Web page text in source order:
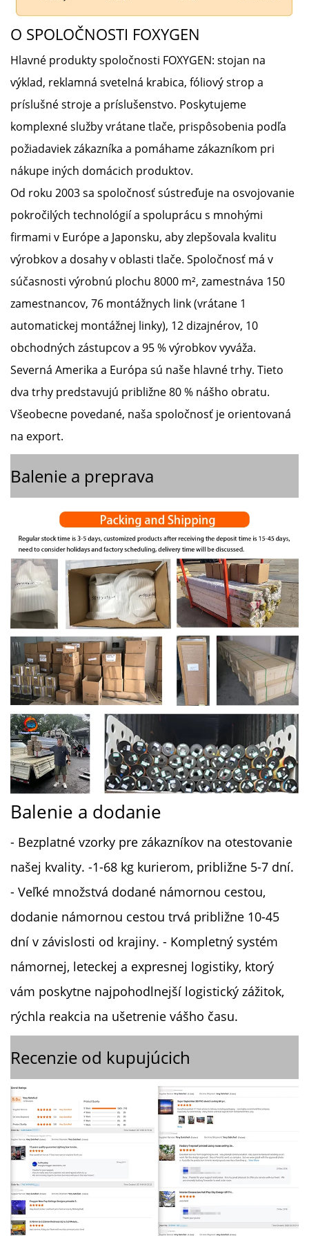
O SPOLOČNOSTI FOXYGEN
Hlavné produkty spoločnosti FOXYGEN: stojan na
výklad, reklamná svetelná krabica, fóliový strop a
príslušné stroje a príslušenstvo. Poskytujeme
komplexné služby vrátane tlače, prispôsobenia podľa
požiadaviek zákazníka a pomáhame zákazníkom pri
nákupe iných domácich produktov.
Od roku 2003 sa spoločnosť sústreďuje na osvojovanie
pokročilých technológií a spoluprácu s mnohými
firmami v Európe a Japonsku, aby zlepšovala kvalitu
výrobkov a dosahy v oblasti tlače. Spoločnosť má v
súčasnosti výrobnú plochu 8000 m², zamestnáva 150
zamestnancov, 76 montážnych link (vrátane 1
automatickej montážnej linky), 12 dizajnérov, 10
obchodných zástupcov a 95 % výrobkov vyváža.
Severná Amerika a Európa sú naše hlavné trhy. Tieto
dva trhy predstavujú približne 80 % nášho obratu.
Všeobecne povedané, naša spoločnosť je orientovaná
na export.
Balenie a preprava
Balenie a dodanie
- Bezplatné vzorky pre zákazníkov na otestovanie
našej kvality. -1-68 kg kurierom, približne 5-7 dní.
- Veľké množstvá dodané námornou cestou,
dodanie námornou cestou trvá približne 10-45
dní v závislosti od krajiny. - Kompletný systém
námornej, leteckej a expresnej logistiky, ktorý
vám poskytne najpohodlnejší logistický zážitok,
rýchla reakcia na ušetrenie vášho času.
Recenzie od kupujúcich